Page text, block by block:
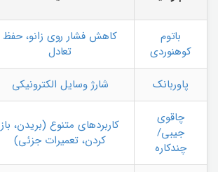
باتوم
کوهنوردی
کاهش فشار روی زانو، حفظ
تعادل
پاوربانک
شارژ وسایل الکترونیکی
چاقوی
جیبی/
چندکاره
کاربردهای متنوع (بریدن، باز
کردن، تعمیرات جزئی)